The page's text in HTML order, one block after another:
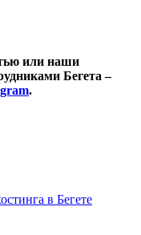
или наши
Бегета –
.
в Бегете